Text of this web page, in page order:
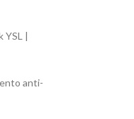
YSL |
anti-